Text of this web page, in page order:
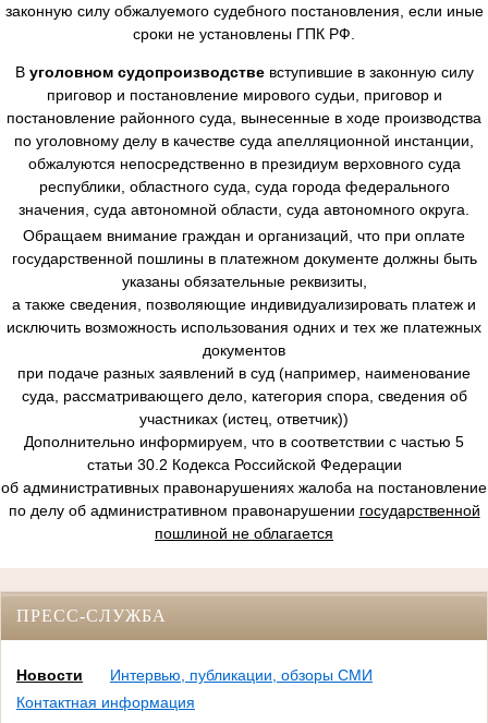
законную силу обжалуемого судебного постановления, если иные
сроки не установлены ГПК РФ.
В уголовном судопроизводствевступившие в законную силу
приговор и постановление мирового судьи, приговор и
постановление районного суда, вынесенные в ходе производства
по уголовному делу в качестве суда апелляционной инстанции,
обжалуются непосредственно в президиум верховного суда
республики, областного суда, суда города федерального
значения, суда автономной области, суда автономного округа.
Обращаем внимание граждан и организаций, что при оплате
государственной пошлины в платежном документе должны быть
указаны обязательные реквизиты,
а также сведения, позволяющие индивидуализировать платеж и
исключить возможность использования одних и тех же платежных
документов
при подаче разных заявлений в суд (например, наименование
суда, рассматривающего дело, категория спора, сведения об
участниках (истец, ответчик))
Дополнительно информируем, что в соответствии с частью 5
статьи 30.2 Кодекса Российской Федерации
об административных правонарушениях жалоба на постановление
по делу об административном правонарушении государственной
пошлиной не облагается
ПРЕСС-СЛУЖБА
Новости
Интервью, публикации, обзоры СМИ
Контактная информация